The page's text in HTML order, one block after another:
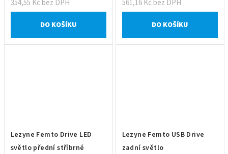
354,55 Kč bez DPH
DO KOŠÍKU
561,16 Kč bez DPH
DO KOŠÍKU
Lezyne Femto Drive LED
světlo přední stříbrné
Lezyne Femto USB Drive
zadní světlo